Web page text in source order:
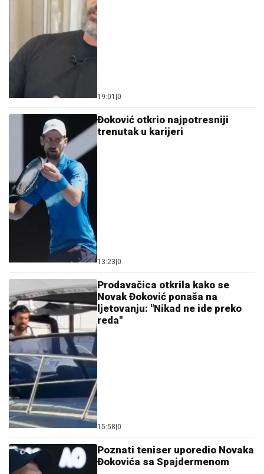
19:01 0
Đoković otkrio najpotresniji
trenutak u karijeri
13:23 0
Prodavačica otkrila kako se
Novak Đoković ponaša na
ljetovanju: "Nikad ne ide preko
reda"
15:58 0
Poznati teniser uporedio Novaka
Đokovića sa Spajdermenom